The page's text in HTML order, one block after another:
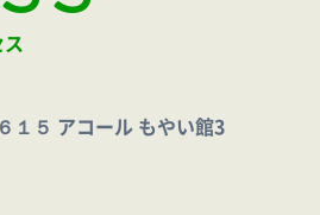
ス
１５ アコール もやい館3